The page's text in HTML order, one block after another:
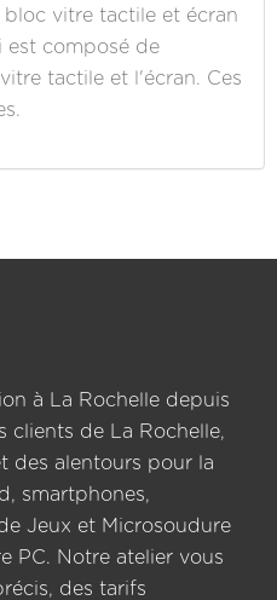
vitre tactile et écran
est composé de
tactile et l'écran. Ces
à La Rochelle depuis
clients de La Rochelle,
des alentours pour la
smartphones,
Jeux et Microsoudure
PC. Notre atelier vous
des tarifs